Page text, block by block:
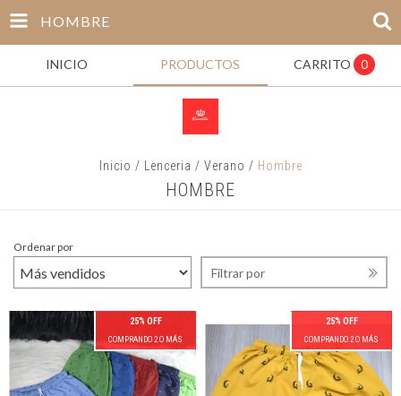
HOMBRE
INICIO PRODUCTOS CARRITO 0
Inicio / Lenceria / Verano / Hombre
HOMBRE
Ordenar por
Filtrar por
25% OFF
COMPRANDO 2 O MÁS
25% OFF
COMPRANDO 2 O MÁS